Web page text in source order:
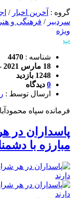
گروه : آخرین اخبار /
سردبیر / فرهنگی و
ویژه
پ
شناسه : 4470
18 مارس 2021 - 2:42
1248 بازدید
0 دیدگاه
ارسال توسط :
فرمانده سپاه
پاسداران در
مبارزه با